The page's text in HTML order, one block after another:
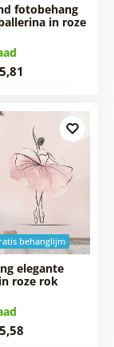
fotobehang
in roze
behanglijm
elegante
roze rok